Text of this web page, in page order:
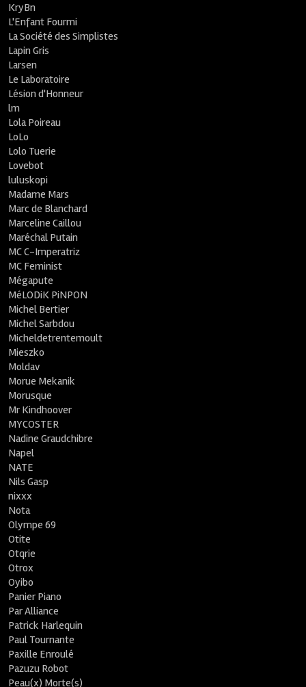
KryBn
L'Enfant Fourmi
La Société des Simplistes
Lapin Gris
Larsen
Le Laboratoire
Lésion d'Honneur
lm
Lola Poireau
LoLo
Lolo Tuerie
Lovebot
luluskopi
Madame Mars
Marc de Blanchard
Marceline Caillou
Maréchal Putain
MC C-Imperatriz
MC Feminist
Mégapute
MéLODiK PiNPON
Michel Bertier
Michel Sarbdou
Micheldetrentemoult
Mieszko
Moldav
Morue Mekanik
Morusque
Mr Kindhoover
MYCOSTER
Nadine Graudchibre
Napel
NATE
Nils Gasp
nixxx
Nota
Olympe 69
Otite
Otqrie
Otrox
Oyibo
Panier Piano
Par Alliance
Patrick Harlequin
Paul Tournante
Paxille Enroulé
Pazuzu Robot
Peau(x) Morte(s)